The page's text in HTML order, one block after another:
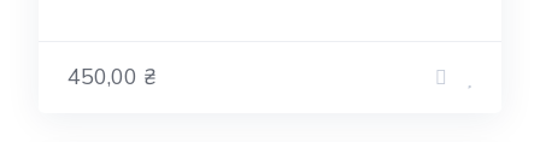
450,00 ₴